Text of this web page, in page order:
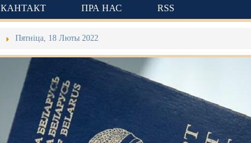
КАНТАКТ ПРА НАС RSS
Пятніца, 18 Люты 2022